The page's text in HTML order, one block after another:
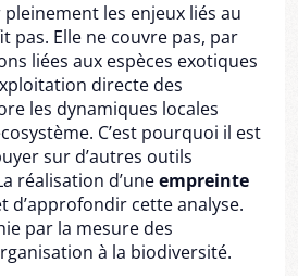
les enjeux liés au
pas. Elle ne couvre pas, par
liées aux espèces exotiques
directe des
les dynamiques locales
C’est pourquoi il est
sur d’autres outils
réalisation d’uneempreinte
d’approfondir cette analyse.
par la mesure des
à la biodiversité.